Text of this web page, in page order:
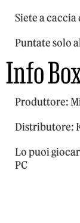
Siete a
Puntate solo
Info
Produttore:
Distributore:
Lo puoi
PC